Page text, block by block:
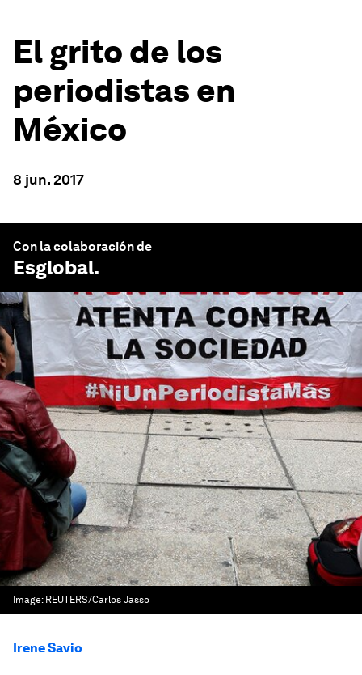
El grito de los
periodistas en
México
8 jun. 2017
Con la colaboración de
Esglobal.
Image: REUTERS/Carlos Jasso
Irene Savio